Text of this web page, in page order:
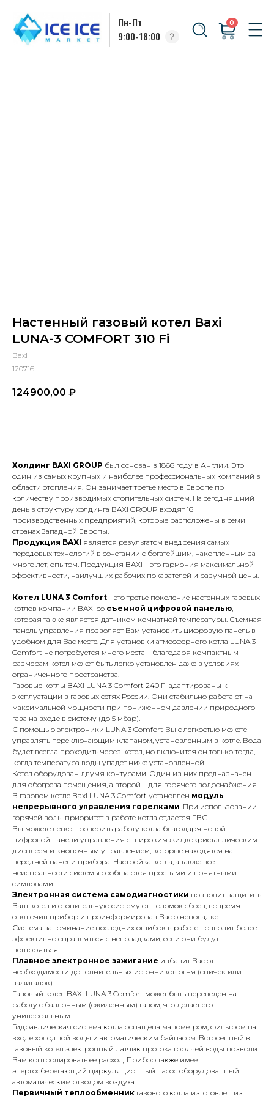
9:00-18:00
Настенный газовый котел Baxi
LUNA-3 COMFORT 310 Fi
Baxi
120716
124900,00 ₽
Холдинг BAXI GROUP был основан в 1866 году в Англии. Это
один из самых крупных и наиболее профессиональных компаний в
области отопления. Он занимает третье место в Европе по
количеству производимых отопительных систем. На сегодняшний
день в структуру холдинга BAXI GROUP входят 16
производственных предприятий, которые расположены в семи
странах Западной Европы.
Продукция BAXI является результатом внедрения самых
передовых технологий в сочетании с богатейшим, накопленным за
много лет, опытом. Продукция BAXI – это гармония максимальной
эффективности, наилучших рабочих показателей и разумной цены.
Котел LUNA 3 Comfort - это третье поколение настенных газовых
котлов компании BAXI со съемной цифровой панелью,
которая также является датчиком комнатной температуры. Съемная
панель управления позволяет Вам установить цифровую панель в
удобном для Вас месте. Для установки атмосферного котла LUNA 3
Comfort не потребуется много места – благодаря компактным
размерам котел может быть легко установлен даже в условиях
ограниченного пространства.
Газовые котлы BAXI LUNA 3 Comfort 240 Fi адаптированы к
эксплуатации в газовых сетях России. Они стабильно работают на
максимальной мощности при пониженном давлении природного
газа на входе в систему (до 5 мбар).
С помощью электроники LUNA 3 Comfort Вы с легкостью можете
управлять переключающим клапаном, установленным в котле. Вода
будет всегда проходить через котел, но включится он только тогда,
когда температура воды упадет ниже установленной.
Котел оборудован двумя контурами. Один из них предназначен
для обогрева помещения, а второй – для горячего водоснабжения.
В газовом котле Baxi LUNA 3 Comfort установлен модуль
непрерывного управления горелками. При использовании
горячей воды приоритет в работе котла отдается ГВС.
Вы можете легко проверить работу котла благодаря новой
цифровой панели управления с широким жидкокристаллическим
дисплеем и кнопочным управлением, которые находятся на
передней панели прибора. Настройка котла, а также все
неисправности системы сообщаются простыми и понятными
символами.
Электронная система самодиагностики позволит защитить
Ваш котел и отопительную систему от поломок сбоев, вовремя
отключив прибор и проинформировав Вас о неполадке.
Система запоминание последних ошибок в работе позволит более
эффективно справляться с неполадками, если они будут
повторяться.
Плавное электронное зажигание избавит Вас от
необходимости дополнительных источников огня (спичек или
зажигалок).
Газовый котел BAXI LUNA 3 Comfort может быть переведен на
работу с баллонным (сжиженным) газом, что делает его
универсальным.
Гидравлическая система котла оснащена манометром, фильтром на
входе холодной воды и автоматическим байпасом. Встроенный в
газовый котел электронный датчик протока горячей воды позволит
Вам контролировать ее расход. Прибор также имеет
энергосберегающий циркуляционный насос оборудованный
автоматическим отводом воздуха.
Первичный теплообменник газового котла изготовлен из